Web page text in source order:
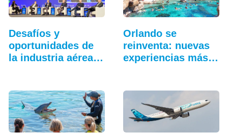
Desafíos y
oportunidades de
la industria aérea
Orlando se
reinventa: nuevas
experiencias más